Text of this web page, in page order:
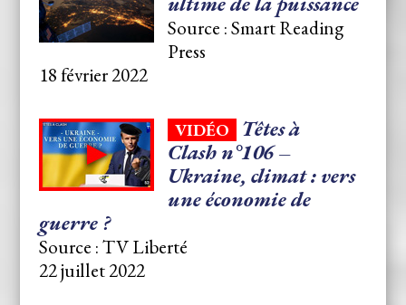
Source : Smart Reading
Press
18 février 2022
VIDÉO
Têtes à
Clash n°106 –
Ukraine, climat : vers
une économie de
guerre ?
Source : TV Liberté
22 juillet 2022